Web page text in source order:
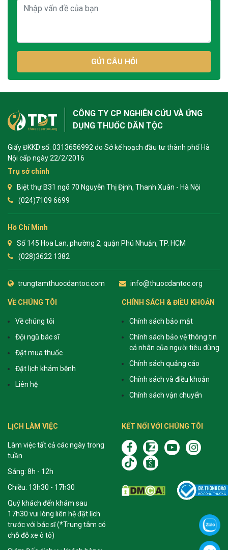
GỬI CÂU HỎI
CÔNG TY CP NGHIÊN CỨU VÀ ỨNG
DỤNG THUỐC DÂN TỘC
Giấy ĐKKD số: 0313656992 do Sở kế hoạch đầu tư thành phố Hà
Nội cấp ngày 22/2/2016
Trụ sở chính
Biệt thự B31 ngõ 70 Nguyễn Thị Định, Thanh Xuân - Hà Nội
(024)7109 6699
Hồ Chí Minh
Số 145 Hoa Lan, phường 2, quận Phú Nhuận, TP. HCM
(028)3622 1382
trungtamthuocdantoc.com info@thuocdantoc.org
VỀ CHÚNG TÔI
Về chúng tôi
Đội ngũ bác sĩ
Đặt mua thuốc
Đặt lịch khám bệnh
Liên hệ
CHÍNH SÁCH & ĐIỀU KHOẢN
Chính sách bảo mật
Chính sách bảo vệ thông tin
cá nhân của người tiêu dùng
Chính sách quảng cáo
Chính sách và điều khoản
Chính sách vận chuyển
LỊCH LÀM VIỆC
Làm việc tất cả các ngày trong
tuần
Sáng: 8h - 12h
Chiều: 13h30 - 17h30
Quý khách đến khám sau
17h30 vui lòng liên hệ đặt lịch
trước với bác sĩ (*Trung tâm có
chỗ đỗ xe ô tô)
KẾT NỐI VỚI CHÚNG TÔI